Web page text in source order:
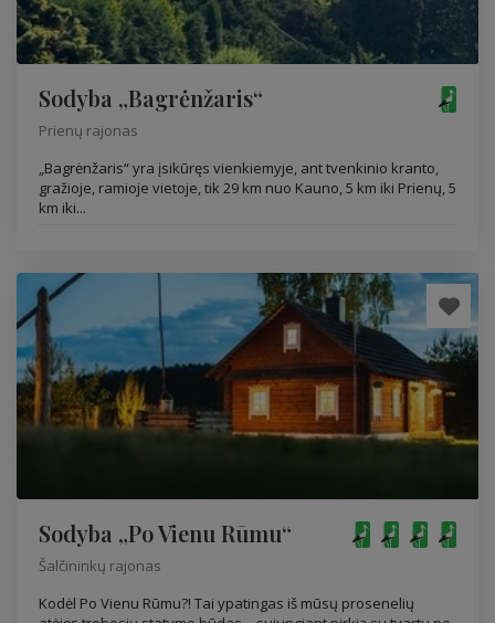
Sodyba „Bagrėnžaris“
Prienų rajonas
„Bagrėnžaris“ yra įsikūręs vienkiemyje, ant tvenkinio kranto,
gražioje, ramioje vietoje, tik 29 km nuo Kauno, 5 km iki Prienų, 5
km iki...
Sodyba „Po Vienu Rūmu“
Šalčininkų rajonas
Kodėl Po Vienu Rūmu?! Tai ypatingas iš mūsų prosenelių